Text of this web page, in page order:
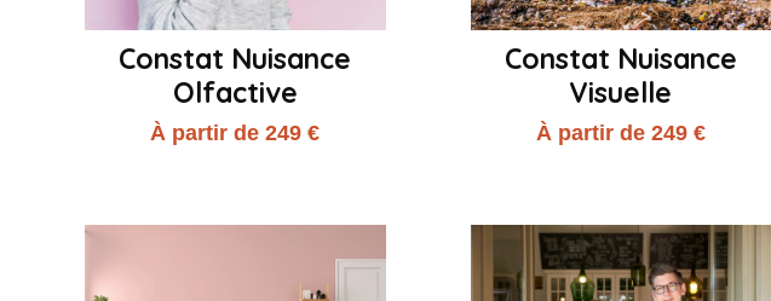
Constat Nuisance
Olfactive
À partir de 249 €
Constat Nuisance
Visuelle
À partir de 249 €